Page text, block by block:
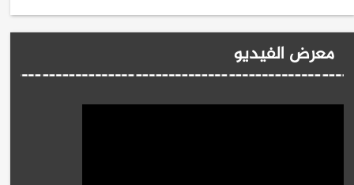
معرض الفيديو